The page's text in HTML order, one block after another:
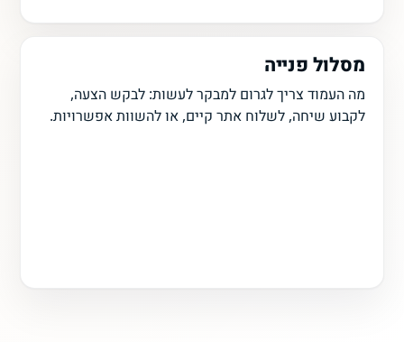
מסלול פנייה
מה העמוד צריך לגרום למבקר לעשות: לבקש הצעה,
לקבוע שיחה, לשלוח אתר קיים, או להשוות אפשרויות.